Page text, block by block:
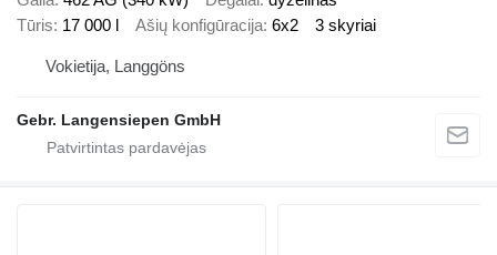
Tūris 17 000 l Ašių konfigūracija 6x2 3 skyriai
Vokietija, Langgöns
Gebr. Langensiepen GmbH